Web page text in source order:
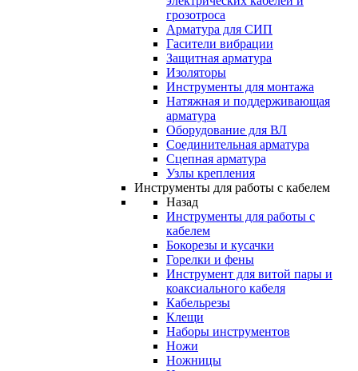
грозотроса
Арматура для СИП
Гасители вибрации
Защитная арматура
Изоляторы
Инструменты для монтажа
Натяжная и поддерживающая
арматура
Оборудование для ВЛ
Соединительная арматура
Сцепная арматура
Узлы крепления
Инструменты для работы с кабелем
Назад
Инструменты для работы с
кабелем
Бокорезы и кусачки
Горелки и фены
Инструмент для витой пары и
коаксиального кабеля
Кабельрезы
Клещи
Наборы инструментов
Ножи
Ножницы